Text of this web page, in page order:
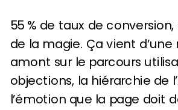
55 % de taux de conversion,
de la magie. Ça vient d’une
amont sur le parcours
objections, la hiérarchie de
l’émotion que la page doit